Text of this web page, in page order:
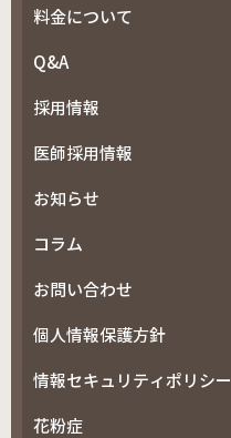
料金について
Q&A
採用情報
医師採用情報
お知らせ
コラム
お問い合わせ
個人情報保護方針
情報セキュリティポリシー
花粉症